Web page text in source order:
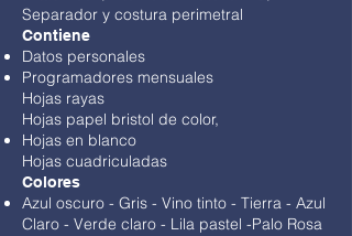
Separador y costura perimetral
Contiene
Datos personales
Programadores mensuales
Hojas rayas
Hojas papel bristol de color,
Hojas en blanco
Hojas cuadriculadas
Colores
Azul oscuro - Gris - Vino tinto - Tierra - Azul
Claro - Verde claro - Lila pastel -Palo Rosa